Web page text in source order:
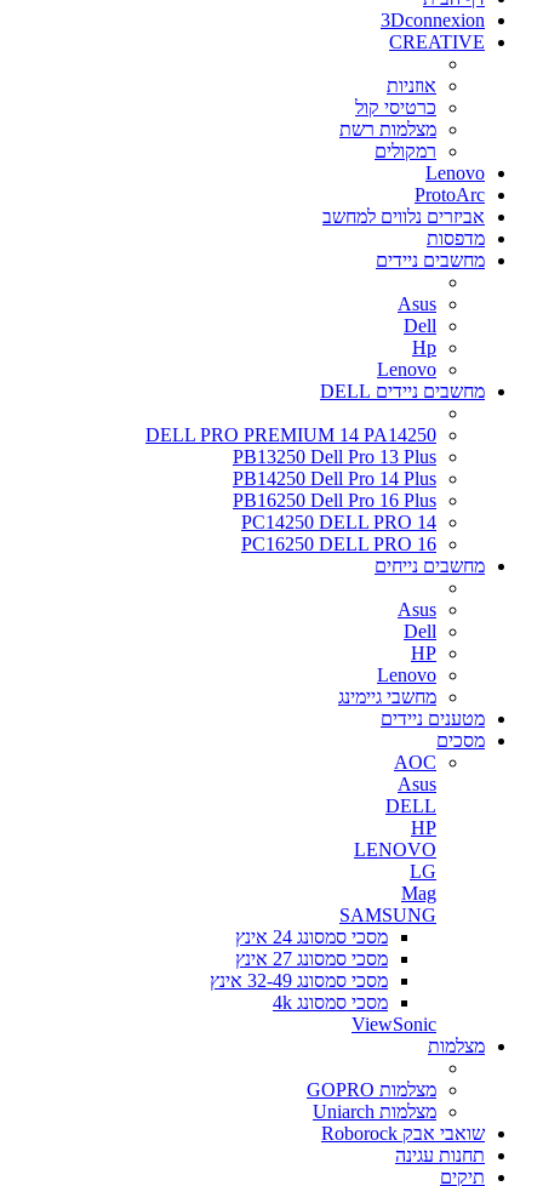
3Dconnexion
CREATIVE
אוזניות
כרטיסי קול
מצלמות רשת
רמקולים
Lenovo
ProtoArc
אביזרים נלווים למחשב
מדפסות
מחשבים ניידים
Asus
Dell
Hp
Lenovo
מחשבים ניידים DELL
DELL PRO PREMIUM 14 PA14250
PB13250 Dell Pro 13 Plus
PB14250 Dell Pro 14 Plus
PB16250 Dell Pro 16 Plus
PC14250 DELL PRO 14
PC16250 DELL PRO 16
מחשבים נייחים
Asus
Dell
HP
Lenovo
מחשבי גיימינג
מטענים ניידים
מסכים
AOC
Asus
DELL
HP
LENOVO
LG
Mag
SAMSUNG
מסכי סמסונג 24 אינץ
מסכי סמסונג 27 אינץ
מסכי סמסונג 32-49 אינץ
מסכי סמסונג 4k
ViewSonic
מצלמות
מצלמות GOPRO
מצלמות Uniarch
שואבי אבק Roborock
תחנות עגינה
תיקים